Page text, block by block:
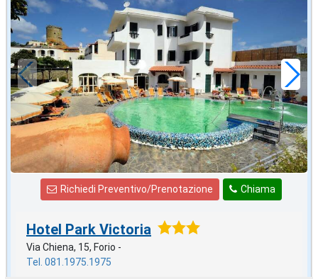
agosto
in offerta da
€70,00
a notte
Chiama
Richiedi Preventivo/Prenotazione
Hotel Park Victoria
Via Chiena, 15, Forio -
Tel. 081.1975.1975